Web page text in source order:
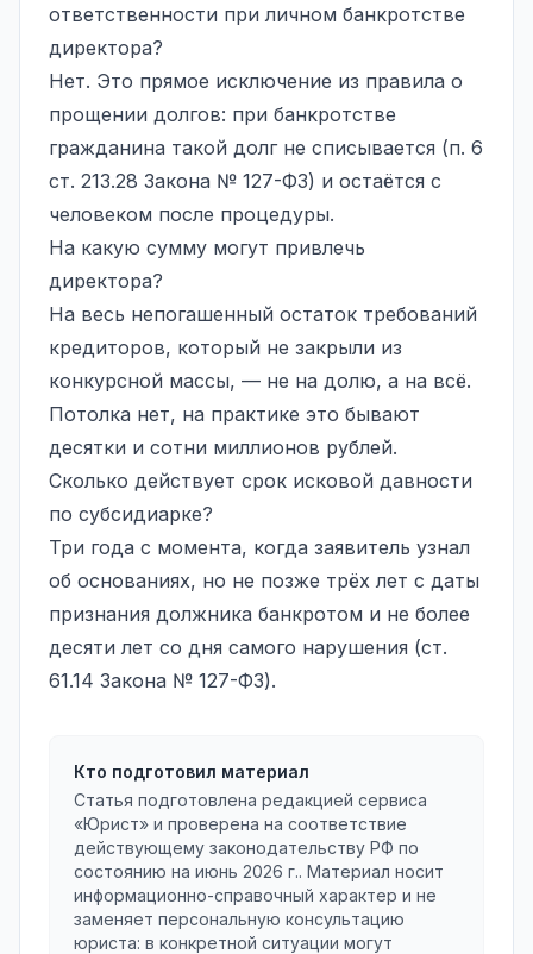
ответственности при личном банкротстве
директора?
Нет. Это прямое исключение из правила о
прощении долгов: при банкротстве
гражданина такой долг не списывается (п. 6
ст. 213.28 Закона № 127-ФЗ) и остаётся с
человеком после процедуры.
На какую сумму могут привлечь
директора?
На весь непогашенный остаток требований
кредиторов, который не закрыли из
конкурсной массы, — не на долю, а на всё.
Потолка нет, на практике это бывают
десятки и сотни миллионов рублей.
Сколько действует срок исковой давности
по субсидиарке?
Три года с момента, когда заявитель узнал
об основаниях, но не позже трёх лет с даты
признания должника банкротом и не более
десяти лет со дня самого нарушения (ст.
61.14 Закона № 127-ФЗ).
Кто подготовил материал
Статья подготовлена редакцией сервиса
«Юрист» и проверена на соответствие
действующему законодательству РФ по
состоянию на июнь 2026 г.. Материал носит
информационно-справочный характер и не
заменяет персональную консультацию
юриста: в конкретной ситуации могут